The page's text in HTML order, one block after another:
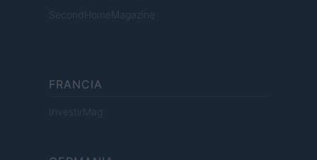
SecondHomeMagazine
FRANCIA
InvestirMag